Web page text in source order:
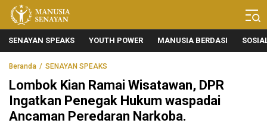
Manusia Senayan
Manusia Bicara, Senayan Bersuara
SENAYAN SPEAKS YOUTH POWER MANUSIA BERDASI
Beranda SENAYAN SPEAKS
Lombok Kian Ramai Wisatawan, DPR
Ingatkan Penegak Hukum waspadai
Ancaman Peredaran Narkoba.